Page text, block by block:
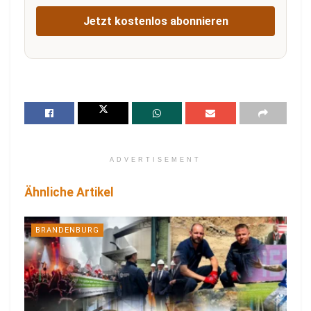
Jetzt kostenlos abonnieren
ADVERTISEMENT
Ähnliche Artikel
BRANDENBURG